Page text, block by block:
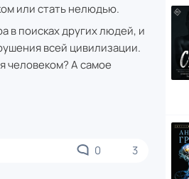
или стать нелюдью.
в поисках других людей, и
всей цивилизации.
человеком? А самое
0 3